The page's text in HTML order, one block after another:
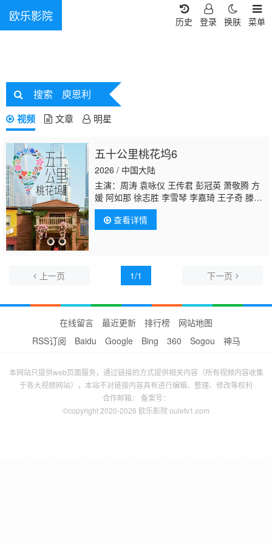
欧乐影院 菜单
换肤
登录
历史
搜索 庾恩利
视频 文章 明星
五十公里桃花坞6
2026 / 中国大陆
主演：周涛 袁咏仪 王传君 彭冠英 萧敬腾 方
媛 阿如那 徐志胜 李雪琴 李嘉琦 王子奇 滕
哲 徐若晗 欧阳娜娜 陈鑫海
查看详情
上一页 1/1 下一页
在线留言 最近更新 排行榜
网站地图
RSS订阅
Baidu Google Bing 360 Sogou 神马
本网站只提供web页面服务，通过链接的方式提供相关内容（所有视频内容收集
于各大视频网站），本站不对链接内容具有进行编辑、整理、修改等权利
合作邮箱： 备案号：
©copyright 2020-2026 欧乐影院 ouletv1.com